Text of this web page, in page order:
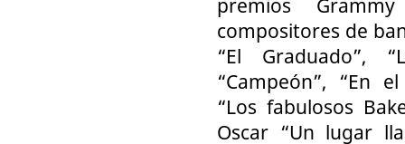
premios
compositores de
“El Graduado”,
“Campeón”, “En
“Los fabulosos
Oscar “Un lugar